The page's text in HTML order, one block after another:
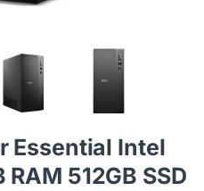
Essential Intel
512GB SSD